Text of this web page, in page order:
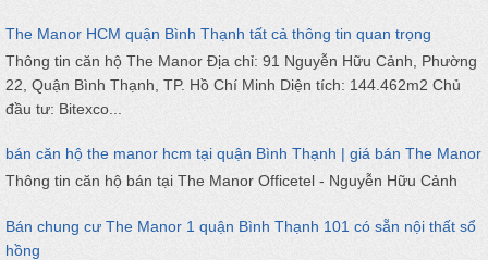
The Manor HCM quận Bình Thạnh tất cả thông tin quan trọng
Thông tin căn hộ The Manor Địa chỉ: 91 Nguyễn Hữu Cảnh, Phường
22, Quận Bình Thạnh, TP. Hồ Chí Minh Diện tích: 144.462m2 Chủ
đầu tư: Bitexco...
bán căn hộ the manor hcm tại quận Bình Thạnh | giá bán The Manor
Thông tin căn hộ bán tại The Manor Officetel - Nguyễn Hữu Cảnh
Bán chung cư The Manor 1 quận Bình Thạnh 101 có sẵn nội thất sổ
hồng